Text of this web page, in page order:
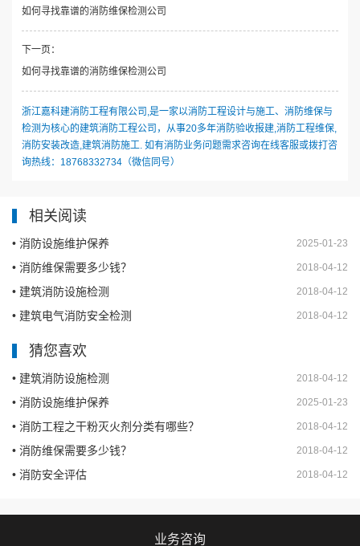
如何寻找靠谱的消防维保检测公司
下一页：
如何寻找靠谱的消防维保检测公司
浙江嘉科建消防工程有限公司,是一家以消防工程设计与施工、消防维保与
检测为核心的建筑消防工程公司，从事20多年消防验收报建,消防工程维保,
消防安装改造,建筑消防施工. 如有消防业务问题需求咨询在线客服或拨打咨
询热线：18768332734（微信同号）
相关阅读
2025-01-23
• 消防设施维护保养
2018-04-12
• 消防维保需要多少钱？
2018-04-12
• 建筑消防设施检测
2018-04-12
• 建筑电气消防安全检测
猜您喜欢
2018-04-12
• 建筑消防设施检测
2025-01-23
• 消防设施维护保养
2018-04-12
• 消防工程之干粉灭火剂分类有哪些？
2018-04-12
• 消防维保需要多少钱？
2018-04-12
• 消防安全评估
业务咨询